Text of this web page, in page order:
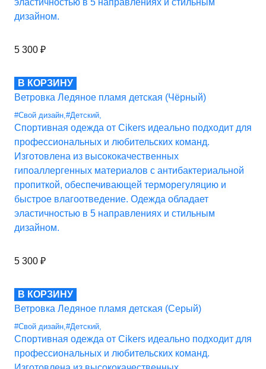
эластичностью в 5 направлениях и стильным
дизайном.
5 300 ₽
В КОРЗИНУ
Ветровка Ледяное пламя детская (Чёрный)
#Свой дизайн,#Детский,
Спортивная одежда от Cikers идеально подходит для
профессиональных и любительских команд.
Изготовлена из высококачественных
гипоаллергенных материалов с антибактериальной
пропиткой, обеспечивающей терморегуляцию и
быстрое влагоотведение. Одежда обладает
эластичностью в 5 направлениях и стильным
дизайном.
5 300 ₽
В КОРЗИНУ
Ветровка Ледяное пламя детская (Серый)
#Свой дизайн,#Детский,
Спортивная одежда от Cikers идеально подходит для
профессиональных и любительских команд.